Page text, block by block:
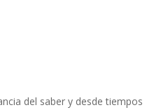
del saber y desde tiempos